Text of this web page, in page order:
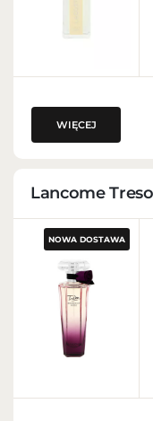
WIĘCEJ
Lancome
NOWA DOSTAWA